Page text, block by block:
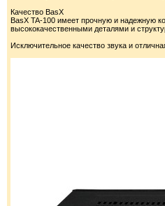
Качество BasX
BasX TA-100 имеет прочную и надежную
высококачественными деталями и
Исключительное качество звука и